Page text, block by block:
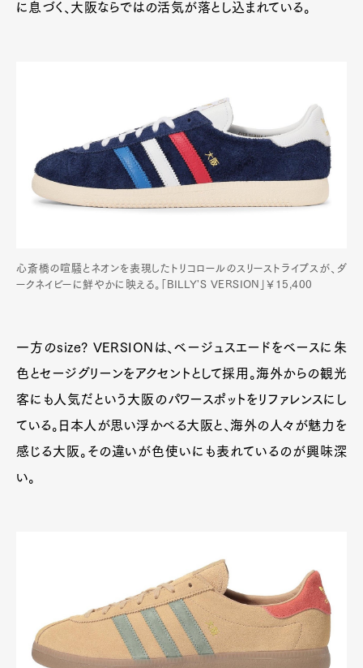
に息づく、大阪ならではの活気が落とし込まれている。
心斎橋の喧騒とネオンを表現したトリコロールのスリーストライプスが、ダ
ークネイビーに鮮やかに映える。「BILLY'S VERSION」￥15,400
一方のsize? VERSIONは、ベージュスエードをベースに朱
色とセージグリーンをアクセントとして採用。海外からの観光
客にも人気だという大阪のパワースポットをリファレンスにし
ている。日本人が思い浮かべる大阪と、海外の人々が魅力を
感じる大阪。その違いが色使いにも表れているのが興味深
い。